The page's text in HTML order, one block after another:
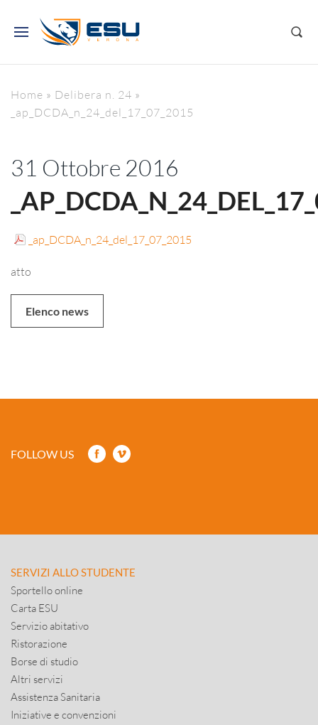
Home » Delibera n. 24 »
_ap_DCDA_n_24_del_17_07_2015
31 Ottobre 2016
_ap_DCDA_n_24_del_17_07_2015
atto
Elenco news
FOLLOW US
SERVIZI ALLO STUDENTE
Sportello online
Carta ESU
Servizio abitativo
Ristorazione
Borse di studio
Altri servizi
Assistenza Sanitaria
Iniziative e convenzioni